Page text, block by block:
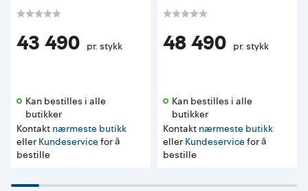
43 490 pr. stykk
Kan bestilles i alle
butikker
Kontakt nærmeste butikk
ellerKundeservicefor å
bestille
48 490 pr. stykk
Kan bestilles i alle
butikker
Kontakt nærmeste butikk
ellerKundeservicefor å
bestille